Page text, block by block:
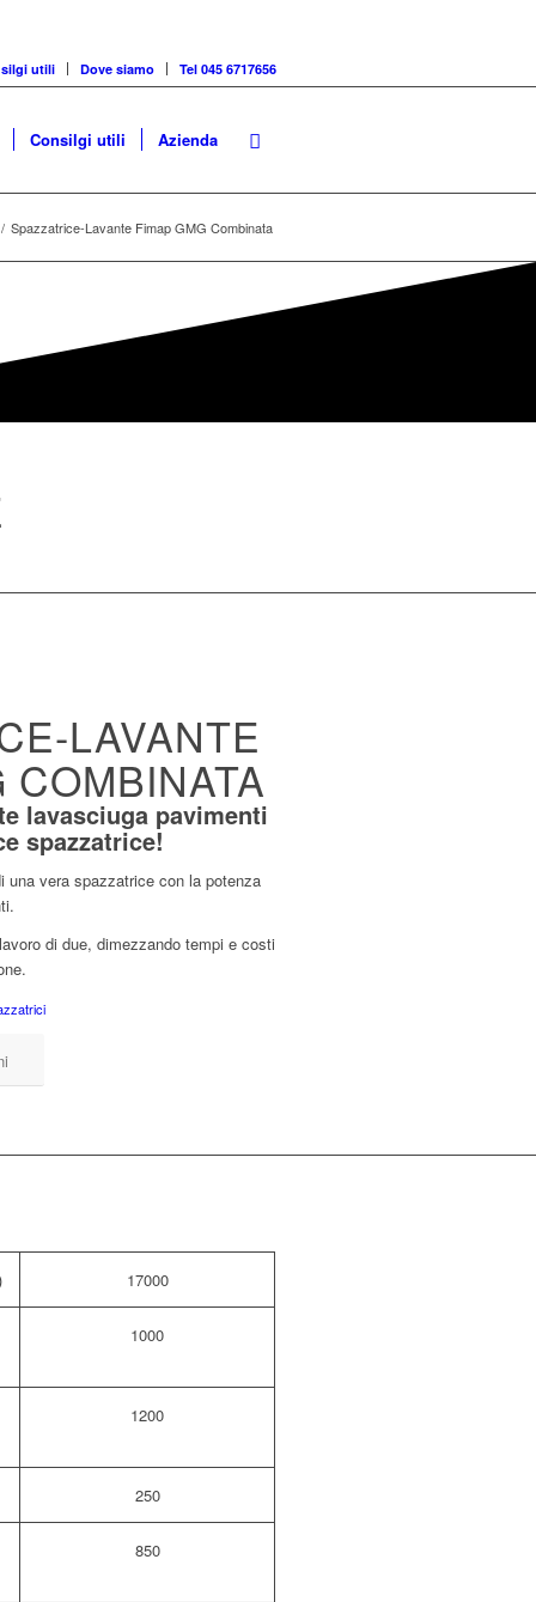
utili Dove siamo Tel 045 6717656
Consilgi utili Azienda
/ Spazzatrice-Lavante Fimap GMG Combinata
LAVANTE
lavasciuga pavimenti
spazzatrice!
una vera spazzatrice con la potenza
di due, dimezzando tempi e costi
17000
1000
1200
250
850